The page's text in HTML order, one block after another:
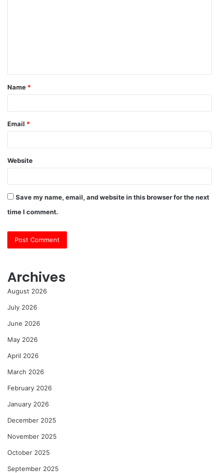
t
*
Name *
Email *
Website
Save my name, email, and website in this browser for the next
time I comment.
Archives
August 2026
July 2026
June 2026
May 2026
April 2026
March 2026
February 2026
January 2026
December 2025
November 2025
October 2025
September 2025